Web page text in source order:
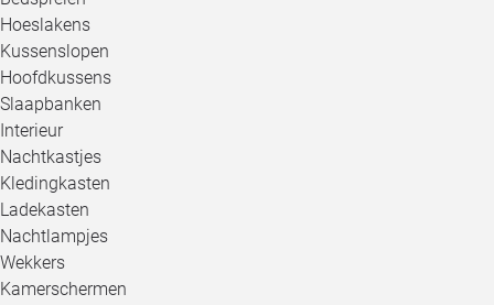
Hoeslakens
Kussenslopen
Hoofdkussens
Slaapbanken
Interieur
Nachtkastjes
Kledingkasten
Ladekasten
Nachtlampjes
Wekkers
Kamerschermen